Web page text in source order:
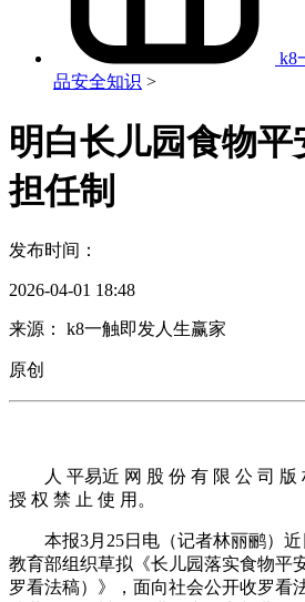
k8
品安全知识 >
明白长儿园食物平
担任制
发布时间：
2026-04-01 18:48
来源： k8一触即发人生赢家
原创
人 平易近 网 股 份 有 限 公 司 版
授 权 禁 止 使 用。
本报3月25日电（记者林丽鹂）近
教育部组织草拟《长儿园落实食物平
罗看法稿）》，面向社会公开收罗看